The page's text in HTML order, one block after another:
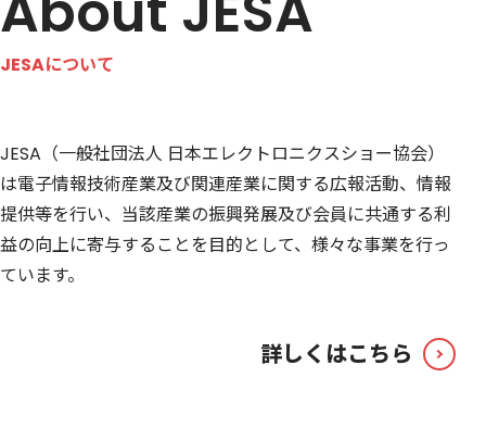
JESAについて
JESA（一般社団法人 日本エレクトロニクスショー協会）
は電子情報技術産業及び関連産業に関する広報活動、情報
提供等を行い、当該産業の振興発展及び会員に共通する利
益の向上に寄与することを目的として、様々な事業を行っ
ています。
詳しくはこちら